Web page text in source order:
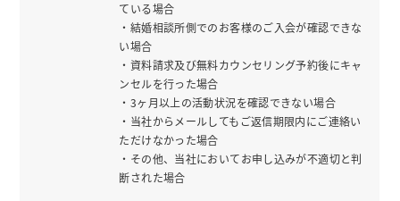
ている場合
・結婚相談所側でのお客様のご入会が確認できな
い場合
・資料請求及び無料カウンセリング予約後にキャ
ンセルを行った場合
・3ヶ月以上の活動状況を確認できない場合
・当社からメールしてもご返信期限内にご連絡い
ただけなかった場合
・その他、当社においてお申し込みが不適切と判
断された場合